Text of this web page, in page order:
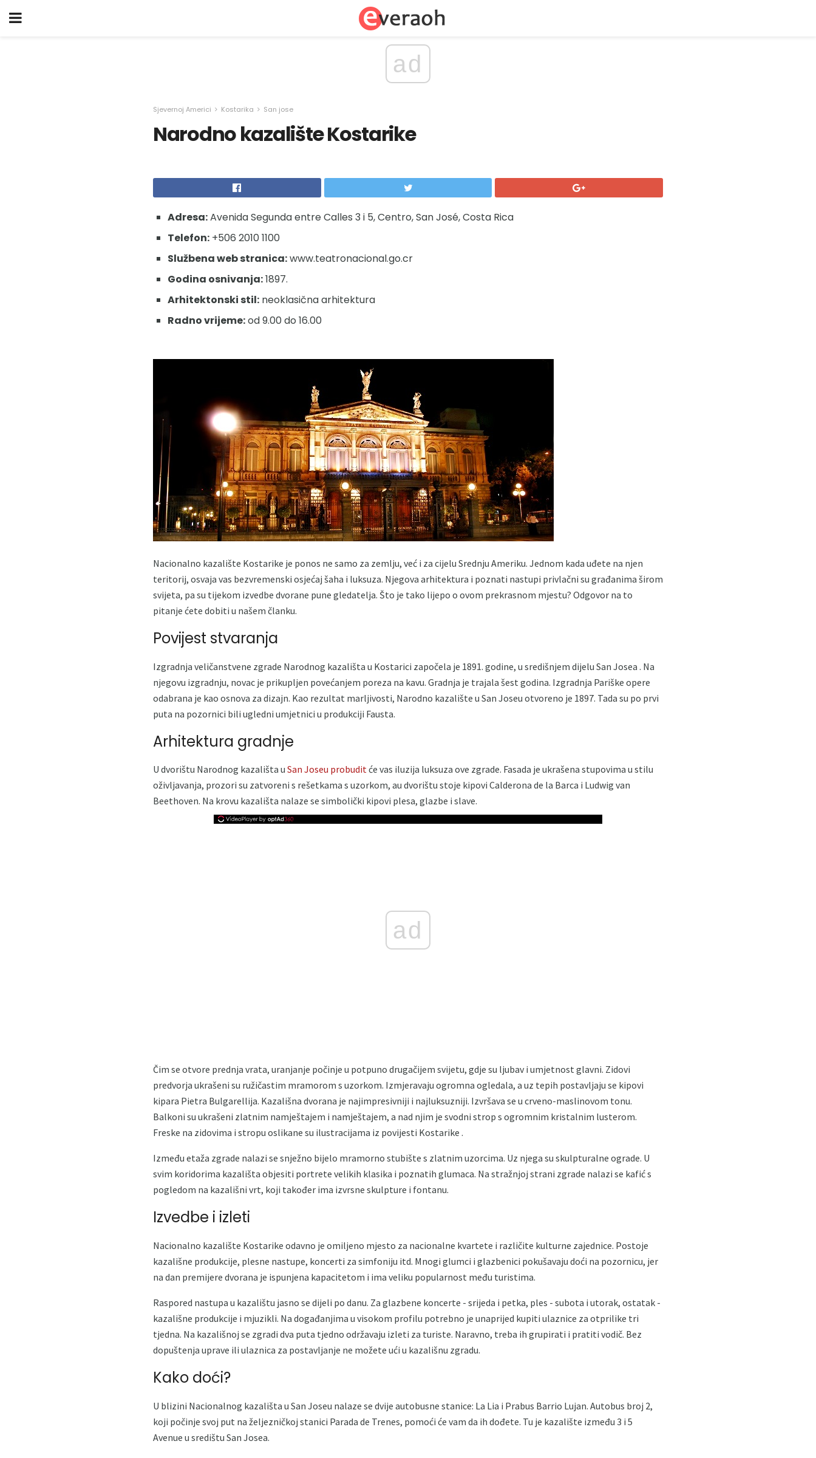
ad
Sjevernoj Americi Kostarika San jose
Narodno kazalište Kostarike
Adresa:Avenida Segunda entre Calles 3 i 5, Centro, San José, Costa Rica
Telefon: +506 2010 1100
Službena web stranica:www.teatronacional.go.cr
Godina osnivanja:1897.
Arhitektonski stil: neoklasična arhitektura
Radno vrijeme:od 9.00 do 16.00
Nacionalno kazalište Kostarike je ponos ne samo za zemlju, već i za cijelu Srednju Ameriku. Jednom kada uđete na njen
teritorij, osvaja vas bezvremenski osjećaj šaha i luksuza. Njegova arhitektura i poznati nastupi privlačni su građanima širom
svijeta, pa su tijekom izvedbe dvorane pune gledatelja. Što je tako lijepo o ovom prekrasnom mjestu? Odgovor na to
pitanje ćete dobiti u našem članku.
Povijest stvaranja
Izgradnja veličanstvene zgrade Narodnog kazališta u Kostarici započela je 1891. godine, u središnjem dijelu San Josea . Na
njegovu izgradnju, novac je prikupljen povećanjem poreza na kavu. Gradnja je trajala šest godina. Izgradnja Pariške opere
odabrana je kao osnova za dizajn. Kao rezultat marljivosti, Narodno kazalište u San Joseu otvoreno je 1897. Tada su po prvi
puta na pozornici bili ugledni umjetnici u produkciji Fausta.
Arhitektura gradnje
U dvorištu Narodnog kazališta u San Joseu probuditće vas iluzija luksuza ove zgrade. Fasada je ukrašena stupovima u stilu
oživljavanja, prozori su zatvoreni s rešetkama s uzorkom, au dvorištu stoje kipovi Calderona de la Barca i Ludwig van
Beethoven. Na krovu kazališta nalaze se simbolički kipovi plesa, glazbe i slave.
ad
Čim se otvore prednja vrata, uranjanje počinje u potpuno drugačijem svijetu, gdje su ljubav i umjetnost glavni. Zidovi
predvorja ukrašeni su ružičastim mramorom s uzorkom. Izmjeravaju ogromna ogledala, a uz tepih postavljaju se kipovi
kipara Pietra Bulgarellija. Kazališna dvorana je najimpresivniji i najluksuzniji. Izvršava se u crveno-maslinovom tonu.
Balkoni su ukrašeni zlatnim namještajem i namještajem, a nad njim je svodni strop s ogromnim kristalnim lusterom.
Freske na zidovima i stropu oslikane su ilustracijama iz povijesti Kostarike .
Između etaža zgrade nalazi se snježno bijelo mramorno stubište s zlatnim uzorcima. Uz njega su skulpturalne ograde. U
svim koridorima kazališta objesiti portrete velikih klasika i poznatih glumaca. Na stražnjoj strani zgrade nalazi se kafić s
pogledom na kazališni vrt, koji također ima izvrsne skulpture i fontanu.
Izvedbe i izleti
Nacionalno kazalište Kostarike odavno je omiljeno mjesto za nacionalne kvartete i različite kulturne zajednice. Postoje
kazališne produkcije, plesne nastupe, koncerti za simfoniju itd. Mnogi glumci i glazbenici pokušavaju doći na pozornicu, jer
na dan premijere dvorana je ispunjena kapacitetom i ima veliku popularnost među turistima.
Raspored nastupa u kazalištu jasno se dijeli po danu. Za glazbene koncerte - srijeda i petka, ples - subota i utorak, ostatak -
kazališne produkcije i mjuzikli. Na događanjima u visokom profilu potrebno je unaprijed kupiti ulaznice za otprilike tri
tjedna. Na kazališnoj se zgradi dva puta tjedno održavaju izleti za turiste. Naravno, treba ih grupirati i pratiti vodič. Bez
dopuštenja uprave ili ulaznica za postavljanje ne možete ući u kazališnu zgradu.
Kako doći?
U blizini Nacionalnog kazališta u San Joseu nalaze se dvije autobusne stanice: La Lia i Prabus Barrio Lujan. Autobus broj 2,
koji počinje svoj put na željezničkoj stanici Parada de Trenes, pomoći će vam da ih dođete. Tu je kazalište između 3 i 5
Avenue u središtu San Josea.